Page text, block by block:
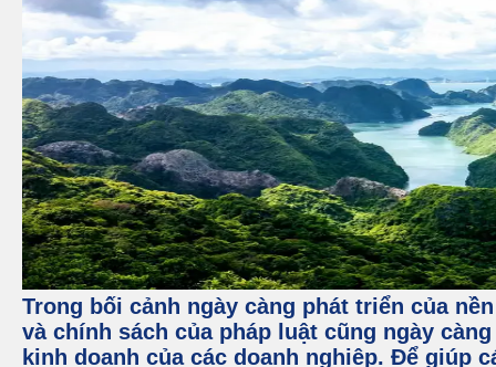
Trong bối cảnh ngày càng phát triển của
và chính sách của pháp luật cũng ngày
kinh doanh của các doanh nghiệp. Để giúp